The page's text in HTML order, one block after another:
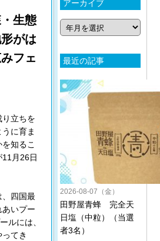
生態
がは
フェ
立ちを
に育ま
知るこ
11月26日
、四国最
いプー
ルには、
てき
アーカイブ
最近の記事
2026-08-07（金）
田野屋青蜂 完全天
日塩（中粒）（当選
者3名）